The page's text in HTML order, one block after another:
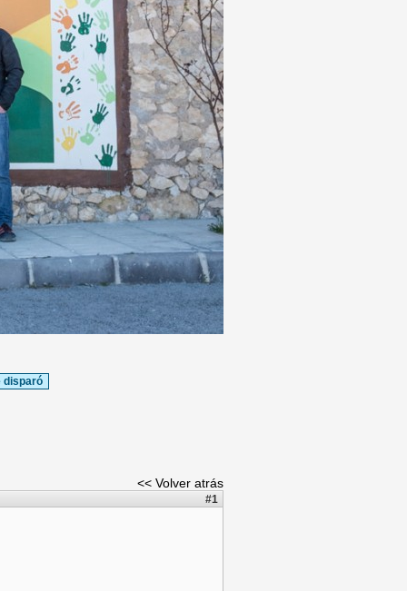
disparó
<< Volver atrás
#1